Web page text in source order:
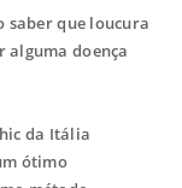
saber que loucura
alguma doença
da Itália
ótimo